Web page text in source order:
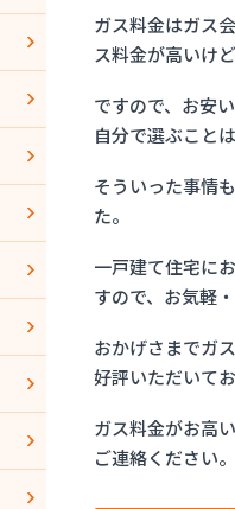
ガス料金はガス
ス料金が高いけ
ですので、お安
自分で選ぶこと
そういった事情
た。
一戸建て住宅に
すので、お気軽
おかげさまでガ
好評いただいてお
ガス料金がお高
ご連絡ください